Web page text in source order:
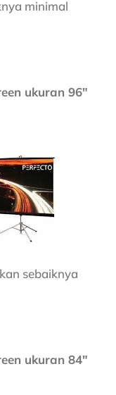
minimal
ukuran 96″
sebaiknya
ukuran 84″